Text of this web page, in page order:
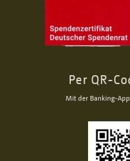
Per QR-
Mit der Banking-